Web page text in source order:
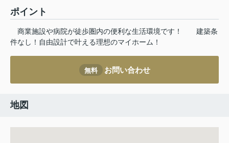
ポイント
商業施設や病院が徒歩圏内の便利な生活環境です！
建築条
件なし！自由設計で叶える理想のマイホーム！
無料 お問い合わせ
地図